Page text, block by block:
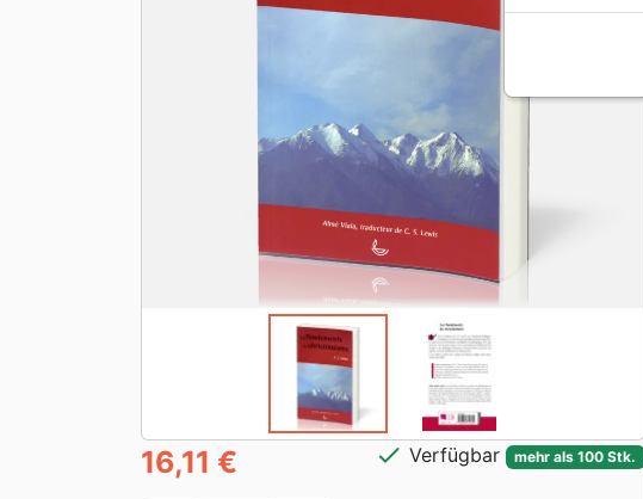
16,11 € check Verfügbar mehr als 100 Stk.